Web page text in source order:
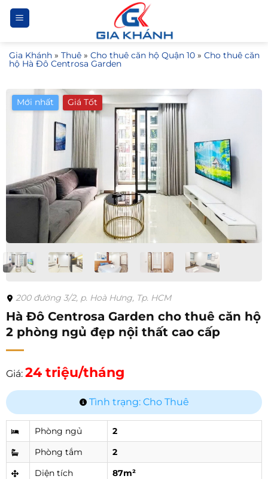
Bỏ
qua
dung
Gia Khánh » Thuê » Cho thuê căn hộ Quận 10 » Cho thuê căn
hộ Hà Đô Centrosa Garden
Mới nhất Giá Tốt
200 đường 3/2, p. Hoà Hưng, Tp. HCM
Hà Đô Centrosa Garden cho thuê căn hộ
2 phòng ngủ đẹp nội thất cao cấp
Giá: 24 triệu/tháng
Tình trạng: Cho Thuê
Phòng ngủ
2
Phòng tắm
2
Diện tích
87m²